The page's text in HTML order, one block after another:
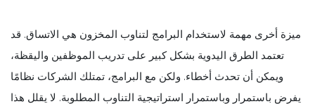
ميزة أخرى مهمة لاستخدام البرامج لتناوب المخزون هي الاتساق. قد
تعتمد الطرق اليدوية بشكل كبير على تدريب الموظفين واليقظة،
ويمكن أن تحدث أخطاء. ولكن مع البرامج، تمتلك الشركات نظامًا
يفرض باستمرار وباستمرار استراتيجية التناوب المطلوبة. لا يقلل هذا